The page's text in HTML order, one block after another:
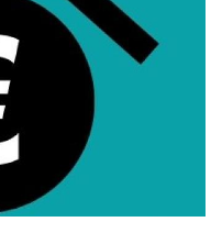
De
Per A